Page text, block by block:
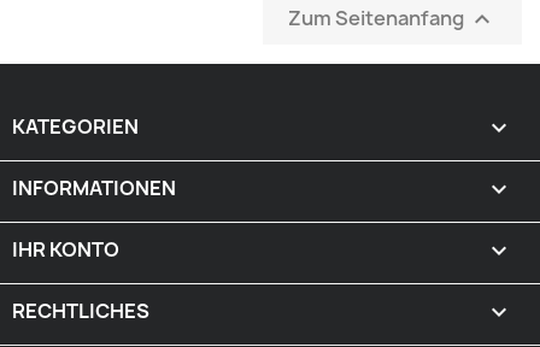
Zum Seitenanfang 
KATEGORIEN 
INFORMATIONEN 
IHR KONTO 
RECHTLICHES 